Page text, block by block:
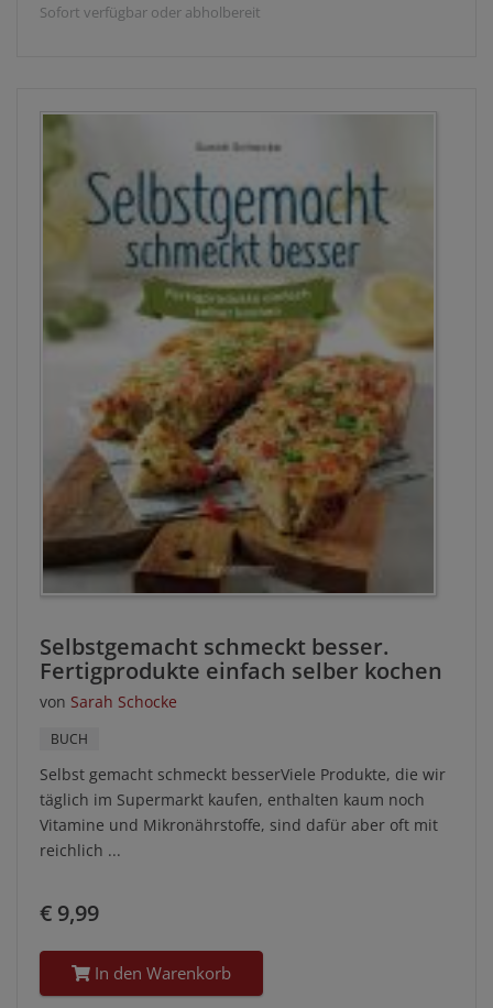
Sofort verfügbar oder abholbereit
Selbstgemacht schmeckt besser.
Fertigprodukte einfach selber kochen
von Sarah Schocke
BUCH
Selbst gemacht schmeckt besserViele Produkte, die wir
täglich im Supermarkt kaufen, enthalten kaum noch
Vitamine und Mikronährstoffe, sind dafür aber oft mit
reichlich ...
€ 9,99
In den Warenkorb